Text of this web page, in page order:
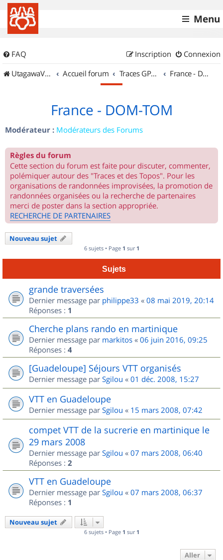
Menu
FAQ Connexion
Inscription
UtagawaVTT (Randos VTT et VTTAE avec traces GPS)
Accueil forum Traces GPS de randos VTT France - DOM-TOM
France - DOM-TOM
Modérateur : Modérateurs des Forums
Règles du forum
Cette section du forum est faite pour discuter, commenter,
polémiquer autour des "Traces et des Topos". Pour les
organisations de randonnées improvisées, la promotion de
randonnées organisées ou la recherche de partenaires
merci de poster dans la section appropriée.
RECHERCHE DE PARTENAIRES
Nouveau sujet
6 sujets • Page 1 sur 1
Sujets
grande traversées
Dernier message par philippe33 « 08 mai 2019, 20:14
Réponses : 1
Cherche plans rando en martinique
Dernier message par markitos « 06 juin 2016, 09:25
Réponses : 4
[Guadeloupe] Séjours VTT organisés
Dernier message par Sgilou « 01 déc. 2008, 15:27
VTT en Guadeloupe
Dernier message par Sgilou « 15 mars 2008, 07:42
compet VTT de la sucrerie en martinique le
29 mars 2008
Dernier message par Sgilou « 07 mars 2008, 06:40
Réponses : 2
VTT en Guadeloupe
Dernier message par Sgilou « 07 mars 2008, 06:37
Réponses : 1
Nouveau sujet
6 sujets • Page 1 sur 1
Aller